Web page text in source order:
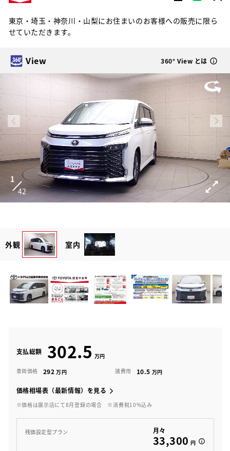
東京・埼玉・神奈川・山梨にお住まいのお客様への販売に限ら
せていただきます。
View 360° View とは
1
42
外観 室内
支払総額 302.5
車両価格 292 諸費用 10.5
価格相場表（最新情報）を見る
※価格は展示店にて8月登録の場合 ※消費税10%込み
残価設定型プラン 月々
33,300 円